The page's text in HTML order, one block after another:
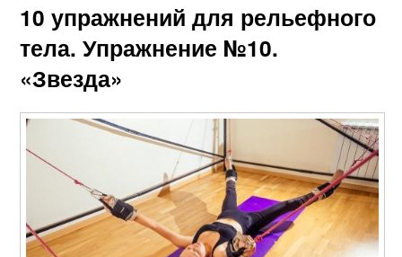
10 упражнений для рельефного
тела. Упражнение №10.
«Звезда»